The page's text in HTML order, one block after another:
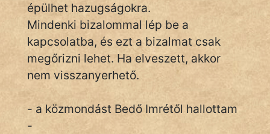
Jób Gedeon
Láron Ádám
mikkamakka
vörös ördög
épülhet hazugságokra.
Mindenki bizalommal lép be a
kapcsolatba, és ezt a bizalmat csak
megőrizni lehet. Ha elveszett, akkor
nem visszanyerhető.
- a közmondást Bedő Imrétől hallottam
-